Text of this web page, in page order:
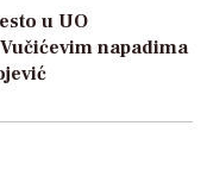
u UO
napadima